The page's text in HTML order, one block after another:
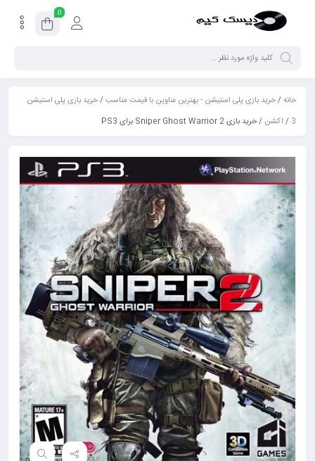
0
خانه/خرید بازی پلی استیشن - بهترین عناوین با قیمت مناسب/خرید بازی پلی استیشن
3
/ اکشن / خرید بازی Sniper Ghost Warrior 2 برای PS3